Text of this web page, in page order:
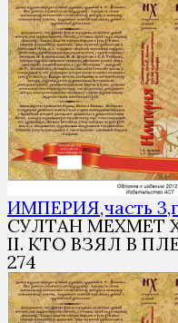
ИМПЕРИЯ,часть
СУЛТАН МЕХМЕТ
II. КТО ВЗЯЛ В
274